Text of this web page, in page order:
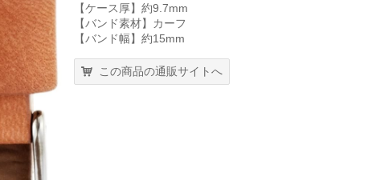
【ケース厚】約9.7mm
【バンド素材】カーフ
【バンド幅】約15mm
この商品の通販サイトへ